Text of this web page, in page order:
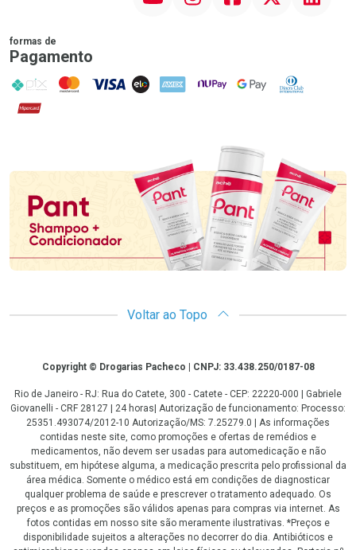
formas de
Pagamento
PIX MasterCard
VISA ELO AMEX NuPay Google PayDiners Club
Hipercard
Promoção em Destaque
Voltar ao Topo
CopyrightCopyright © Drogarias Pacheco | CNPJ: 33.438.250/0187-08
Rio de Janeiro - RJ: Rua do Catete, 300 - Catete - CEP: 22220-000 | Gabriele
Giovanelli - CRF 28127 | 24 horas| Autorização de funcionamento: Processo:
25351.493074/2012-10 Autorização/MS: 7.25279.0 | As informações
contidas neste site, como promoções e ofertas de remédios e
medicamentos, não devem ser usadas para automedicação e não
substituem, em hipótese alguma, a medicação prescrita pelo profissional da
área médica. Somente o médico está em condições de diagnosticar
qualquer problema de saúde e prescrever o tratamento adequado. Os
preços e as promoções são válidos apenas para compras via internet. As
fotos contidas em nosso site são meramente ilustrativas. *Preços e
disponibilidade sujeitos a alterações no decorrer do dia. Antibióticos e